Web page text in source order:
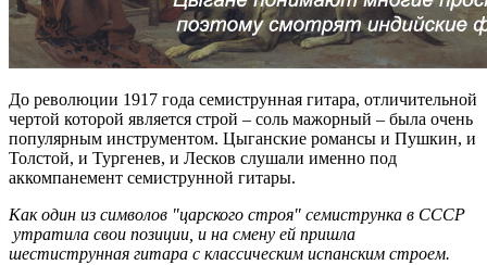
До революции 1917 года семиструнная гитара, отличительной
чертой которой является строй – соль мажорный – была очень
популярным инструментом. Цыганские романсы и Пушкин, и
Толстой, и Тургенев, и Лесков слушали именно под
аккомпанемент семиструнной гитары.
Как один из символов "царского строя" семиструнка в СССР
утратила свои позиции, и на смену ей пришла
шестиструнная гитара с классическим испанским строем.